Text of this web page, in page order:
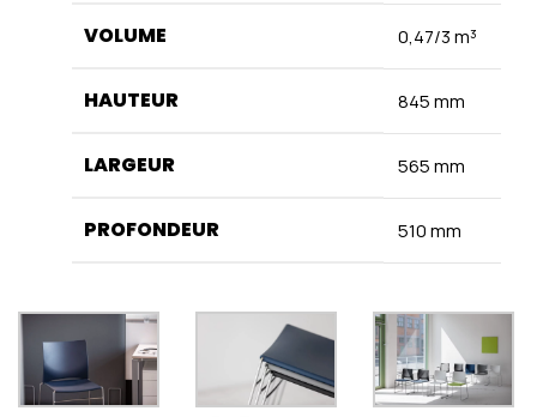
VOLUME 0,47/3 m³
HAUTEUR 845 mm
LARGEUR 565 mm
PROFONDEUR 510 mm